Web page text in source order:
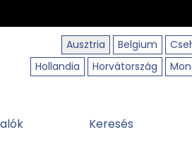
Ausztria
Belgium
Hollandia
Horvátország
Keresés